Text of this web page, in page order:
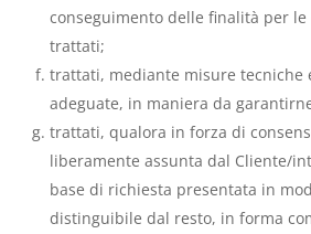
conseguimento delle finalità per
trattati;
trattati, mediante misure tecniche
adeguate, in maniera da
trattati, qualora in forza di
liberamente assunta dal Cliente/
base di richiesta presentata in
distinguibile dal resto, in forma